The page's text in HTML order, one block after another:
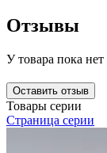
Отзывы
У товара пока
Оставить отзыв
Товары серии
Страница серии